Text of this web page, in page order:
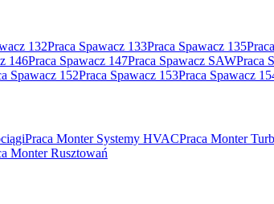
132Praca Spawacz 133Praca Spawacz 135
146Praca Spawacz 147Praca Spawacz SAWPraca
Spawacz 152Praca Spawacz 153Praca Spawacz
Praca Monter Systemy HVACPraca Monter
Monter Rusztowań